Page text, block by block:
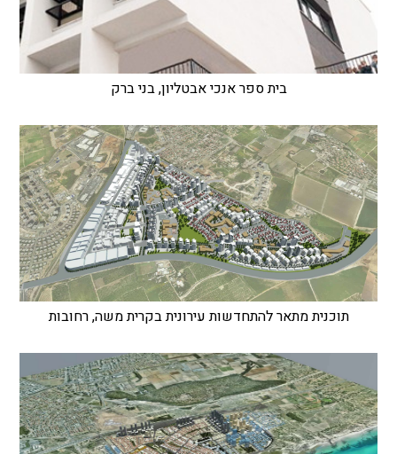
בית ספר אנכי אבטליון, בני ברק
תוכנית מתאר להתחדשות עירונית בקרית משה, רחובות